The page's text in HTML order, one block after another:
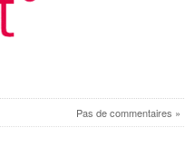
Pas de commentaires »